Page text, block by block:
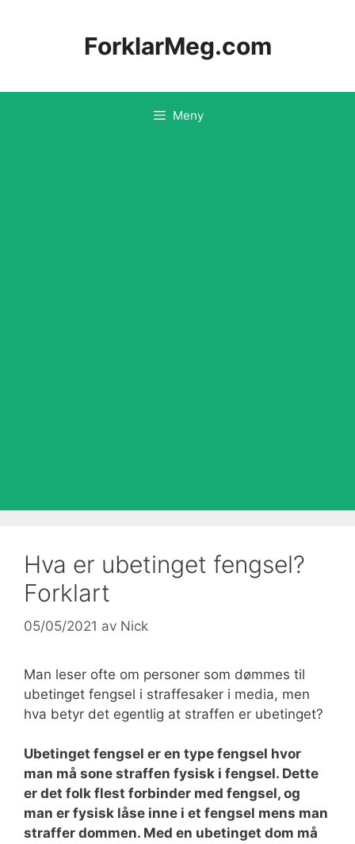
ForklarMeg.com
Meny
Hva er ubetinget fengsel?
Forklart
05/05/2021 av Nick
Man leser ofte om personer som dømmes til
ubetinget fengsel i straffesaker i media, men
hva betyr det egentlig at straffen er ubetinget?
Ubetinget fengsel er en type fengsel hvor
man må sone straffen fysisk i fengsel. Dette
er det folk flest forbinder med fengsel, og
man er fysisk låse inne i et fengsel mens man
straffer dommen. Med en ubetinget dom må